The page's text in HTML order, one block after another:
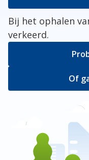
Bij het ophalen
verkeerd.
Of